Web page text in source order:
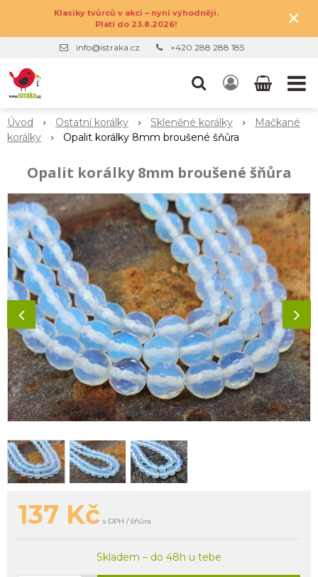
Klasiky tvůrců v akci – nyní výhodněji.
Platí do 23.8.2026!
×
info@istraka.cz +420 288 288 185
Úvod Ostatní korálky Skleněné korálky
Mačkané
korálky
Opalit korálky 8mm broušené šňůra
Opalit korálky 8mm broušené šňůra
137 Kč s DPH / šňůra
Skladem – do 48h u tebe